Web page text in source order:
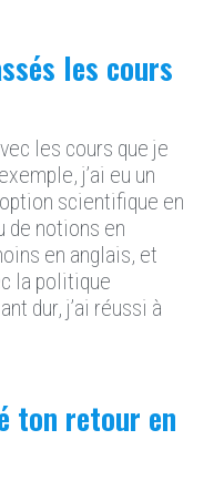
les cours
les cours que je
j’ai eu un
scientifique en
de notions en
en anglais, et
la politique
dur, j’ai réussi à
ton retour en